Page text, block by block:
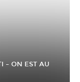
– ON EST AU